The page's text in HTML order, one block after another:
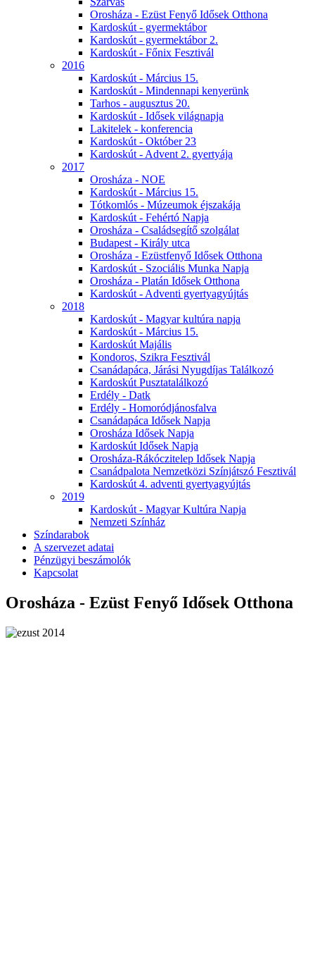
Orosháza - Ezüst Fenyő Idősek Otthona
Kardoskút - gyermektábor
Kardoskút - gyermektábor 2.
Kardoskút - Főnix Fesztivál
2016
Kardoskút - Március 15.
Kardoskút - Mindennapi kenyerünk
Tarhos - augusztus 20.
Kardoskút - Idősek világnapja
Lakitelek - konferencia
Kardoskút - Október 23
Kardoskút - Advent 2. gyertyája
2017
Orosháza - NOE
Kardoskút - Március 15.
Tótkomlós - Múzeumok éjszakája
Kardoskút - Fehértó Napja
Orosháza - Családsegítő szolgálat
Budapest - Király utca
Orosháza - Ezüstfenyő Idősek Otthona
Kardoskút - Szociális Munka Napja
Orosháza - Platán Idősek Otthona
Kardoskút - Adventi gyertyagyújtás
2018
Kardoskút - Magyar kultúra napja
Kardoskút - Március 15.
Kardoskút Majális
Kondoros, Szikra Fesztivál
Csanádapáca, Járási Nyugdíjas Találkozó
Kardoskút Pusztatalálkozó
Erdély - Datk
Erdély - Homoródjánosfalva
Csanádapáca Idősek Napja
Orosháza Idősek Napja
Kardoskút Idősek Napja
Orosháza-Rákóczitelep Idősek Napja
Csanádpalota Nemzetközi Színjátszó Fesztivál
Kardoskút 4. adventi gyertyagyújtás
2019
Kardoskút - Magyar Kultúra Napja
Nemzeti Színház
Színdarabok
A szervezet adatai
Pénzügyi beszámolók
Kapcsolat
Orosháza - Ezüst Fenyő Idősek Otthona